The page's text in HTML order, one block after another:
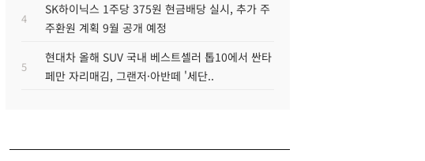
4
SK하이닉스 1주당 375원 현금배당 실시, 추가 주
주환원 계획 9월 공개 예정
5
현대차 올해 SUV 국내 베스트셀러 톱10에서 싼타
페만 자리매김, 그랜저·아반떼 '세단..